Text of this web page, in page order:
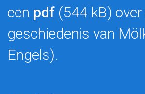
een pdf (544 kB) over
geschiedenis van
Engels).